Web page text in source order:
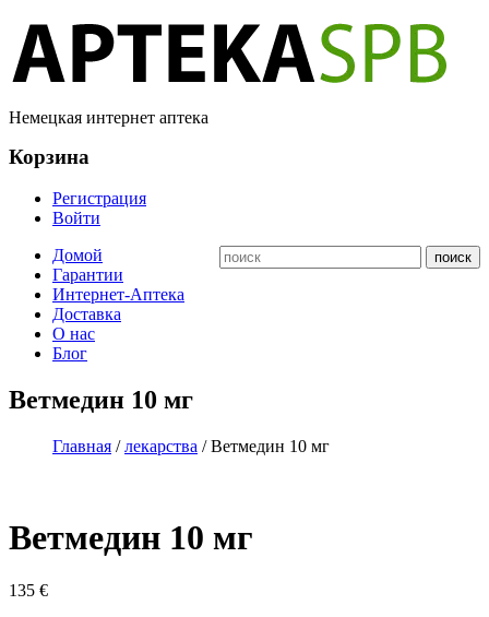
Немецкая интернет аптека
Корзина
Регистрация
Войти
Домой
Гарантии
Интернет-Аптека
Доставка
О нас
Блог
Ветмедин 10 мг
Главная /лекарства / Ветмедин 10 мг
Ветмедин 10 мг
135 €